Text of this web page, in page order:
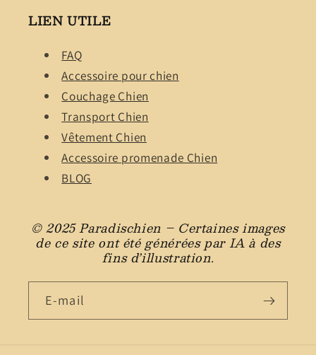
LIEN UTILE
FAQ
Accessoire pour chien
Couchage Chien
Transport Chien
Vêtement Chien
Accessoire promenade Chien
BLOG
© 2025 Paradischien – Certaines images
de ce site ont été générées par IA à des
fins d’illustration.
E-mail